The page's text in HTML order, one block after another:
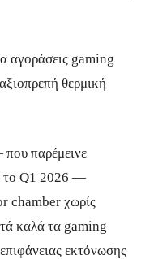
αγοράσεις gaming
θερμική
παρέμεινε
το Q1 2026 —
chamber χωρίς
καλά τα gaming
εκτόνωσης